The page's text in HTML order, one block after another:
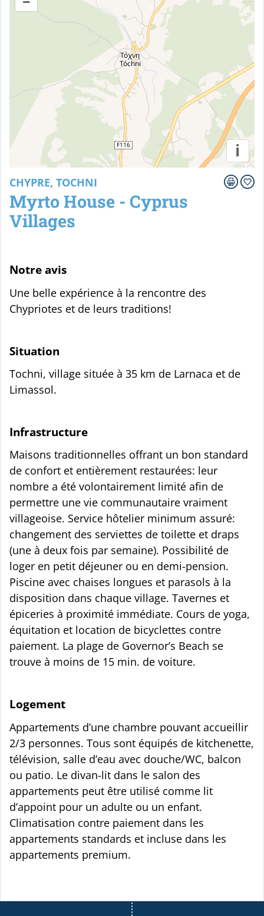
CHYPRE, TOCHNI
Myrto House - Cyprus
Villages
Notre avis
Une belle expérience à la rencontre des
Chypriotes et de leurs traditions!
Situation
Tochni, village située à 35 km de Larnaca et de
Limassol.
Infrastructure
Maisons traditionnelles offrant un bon standard
de confort et entièrement restaurées: leur
nombre a été volontairement limité afin de
permettre une vie communautaire vraiment
villageoise. Service hôtelier minimum assuré:
changement des serviettes de toilette et draps
(une à deux fois par semaine). Possibilité de
loger en petit déjeuner ou en demi-pension.
Piscine avec chaises longues et parasols à la
disposition dans chaque village. Tavernes et
épiceries à proximité immédiate. Cours de yoga,
équitation et location de bicyclettes contre
paiement. La plage de Governor’s Beach se
trouve à moins de 15 min. de voiture.
Logement
Appartements d’une chambre pouvant accueillir
2/3 personnes. Tous sont équipés de kitchenette,
télévision, salle d’eau avec douche/WC, balcon
ou patio. Le divan-lit dans le salon des
appartements peut être utilisé comme lit
d’appoint pour un adulte ou un enfant.
Climatisation contre paiement dans les
appartements standards et incluse dans les
appartements premium.
i